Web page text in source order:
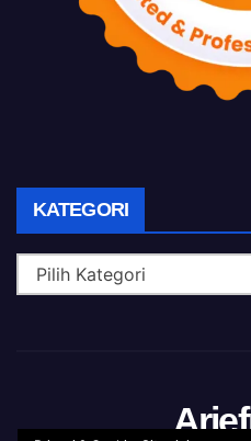
KATEGORI
Kategori